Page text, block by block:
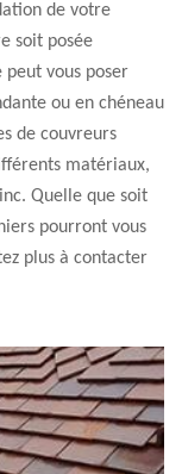
de votre
soit posée
vous poser
ou en chéneau
de couvreurs
matériaux,
Quelle que soit
pourront vous
plus à contacter